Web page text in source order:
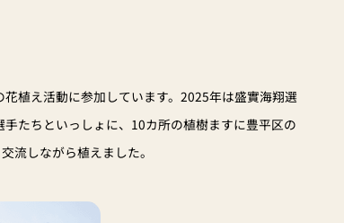
植え活動に参加しています。2025年は盛實海翔選
たちといっしょに、10カ所の植樹ますに豊平区の
流しながら植えました。